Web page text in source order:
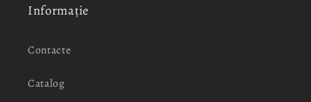
Informație
Contacte
Catalog